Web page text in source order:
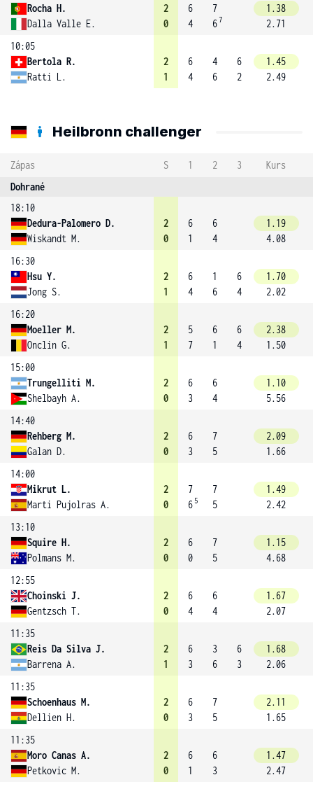
Rocha H.
Dalla Valle E.
2
0
6
4
7
67
1.38
2.71
10:05
Bertola R.
Ratti L.
2
1
6
4
4
6
6
2
1.45
2.49
Heilbronn challenger
Zápas S 1 2 3
Kurs
Dohrané
18:10
Dedura-Palomero D.
Wiskandt M.
2
0
6
1
6
4
1.19
4.08
16:30
Hsu Y.
Jong S.
2
1
6
4
1
6
6
4
1.70
2.02
16:20
Moeller M.
Onclin G.
2
1
5
7
6
1
6
4
2.38
1.50
15:00
Trungelliti M.
Shelbayh A.
2
0
6
3
6
4
1.10
5.56
14:40
Rehberg M.
Galan D.
2
0
6
3
7
5
2.09
1.66
14:00
Mikrut L.
Marti Pujolras A.
2
0
7
6 5
7
5
1.49
2.42
13:10
Squire H.
Polmans M.
2
0
6
0
7
5
1.15
4.68
12:55
Choinski J.
Gentzsch T.
2
0
6
4
6
4
1.67
2.07
11:35
Reis Da Silva J.
Barrena A.
2
1
6
3
3
6
6
3
1.68
2.06
11:35
Schoenhaus M.
Dellien H.
2
0
6
3
7
5
2.11
1.65
11:35
Moro Canas A.
Petkovic M.
2
0
6
1
6
3
1.47
2.47